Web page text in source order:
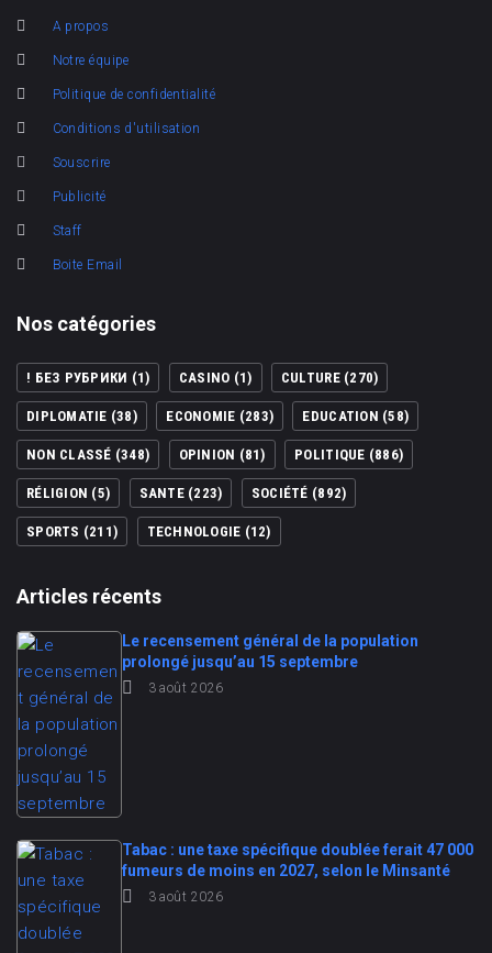
A propos
Notre équipe
Politique de confidentialité
Conditions d'utilisation
Souscrire
Publicité
Staff
Boite Email
Nos catégories
! БЕЗ РУБРИКИ (1) CASINO (1) CULTURE(270)
DIPLOMATIE (38) ECONOMIE (283) EDUCATION (58)
NON CLASSÉ (348) OPINION (81) POLITIQUE (886)
RÉLIGION (5) SANTE(223) SOCIÉTÉ (892)
SPORTS (211) TECHNOLOGIE (12)
Articles récents
Le recensement général de la population
prolongé jusqu’au 15 septembre
3 août 2026
Tabac : une taxe spécifique doublée ferait 47 000
fumeurs de moins en 2027, selon le Minsanté
3 août 2026